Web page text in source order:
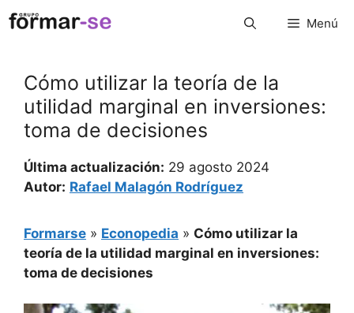
Saltar
al
Menú
Cómo utilizar la teoría de la
utilidad marginal en inversiones:
toma de decisiones
Última actualización: 29 agosto 2024
Autor: Rafael Malagón Rodríguez
Formarse » Econopedia » Cómo utilizar la
teoría de la utilidad marginal en inversiones:
toma de decisiones